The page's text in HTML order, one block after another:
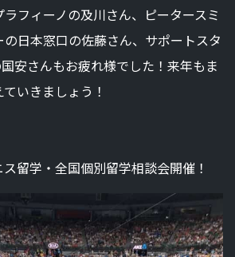
フィーノの及川さん、ピータースミ
日本窓口の佐藤さん、サポートスタ
安さんもお疲れ様でした！来年もま
いきましょう！
留学・全国個別留学相談会開催！